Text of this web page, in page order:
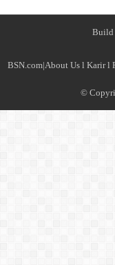
Build
BSN.com|About Us l Karirl
©